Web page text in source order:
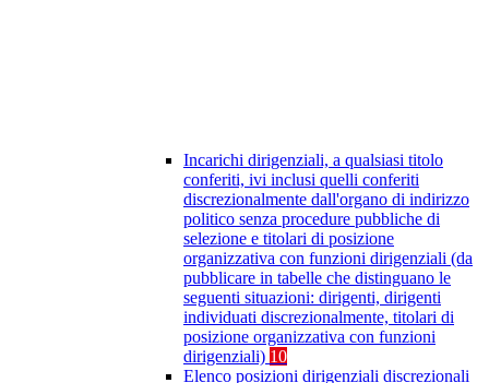
Incarichi dirigenziali, a qualsiasi titolo
conferiti, ivi inclusi quelli conferiti
discrezionalmente dall'organo di indirizzo
politico senza procedure pubbliche di
selezione e titolari di posizione
organizzativa con funzioni dirigenziali (da
pubblicare in tabelle che distinguano le
seguenti situazioni: dirigenti, dirigenti
individuati discrezionalmente, titolari di
posizione organizzativa con funzioni
dirigenziali) 10
Elenco posizioni dirigenziali discrezionali